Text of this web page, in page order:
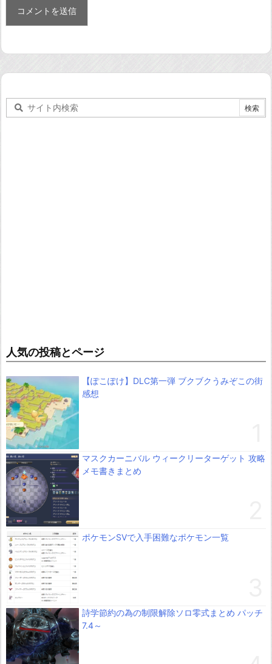
人気の投稿とページ
【ぽこぽけ】DLC第一弾 ブクブクうみぞこの街
感想
マスクカーニバル ウィークリーターゲット 攻略
メモ書きまとめ
ポケモンSVで入手困難なポケモン一覧
詩学節約の為の制限解除ソロ零式まとめ パッチ
7.4～